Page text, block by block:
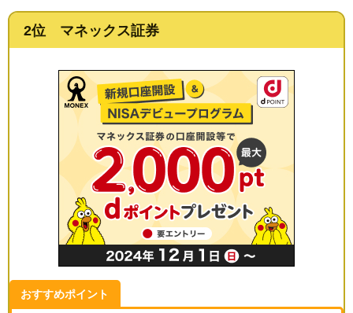
2位 マネックス証券
おすすめポイント